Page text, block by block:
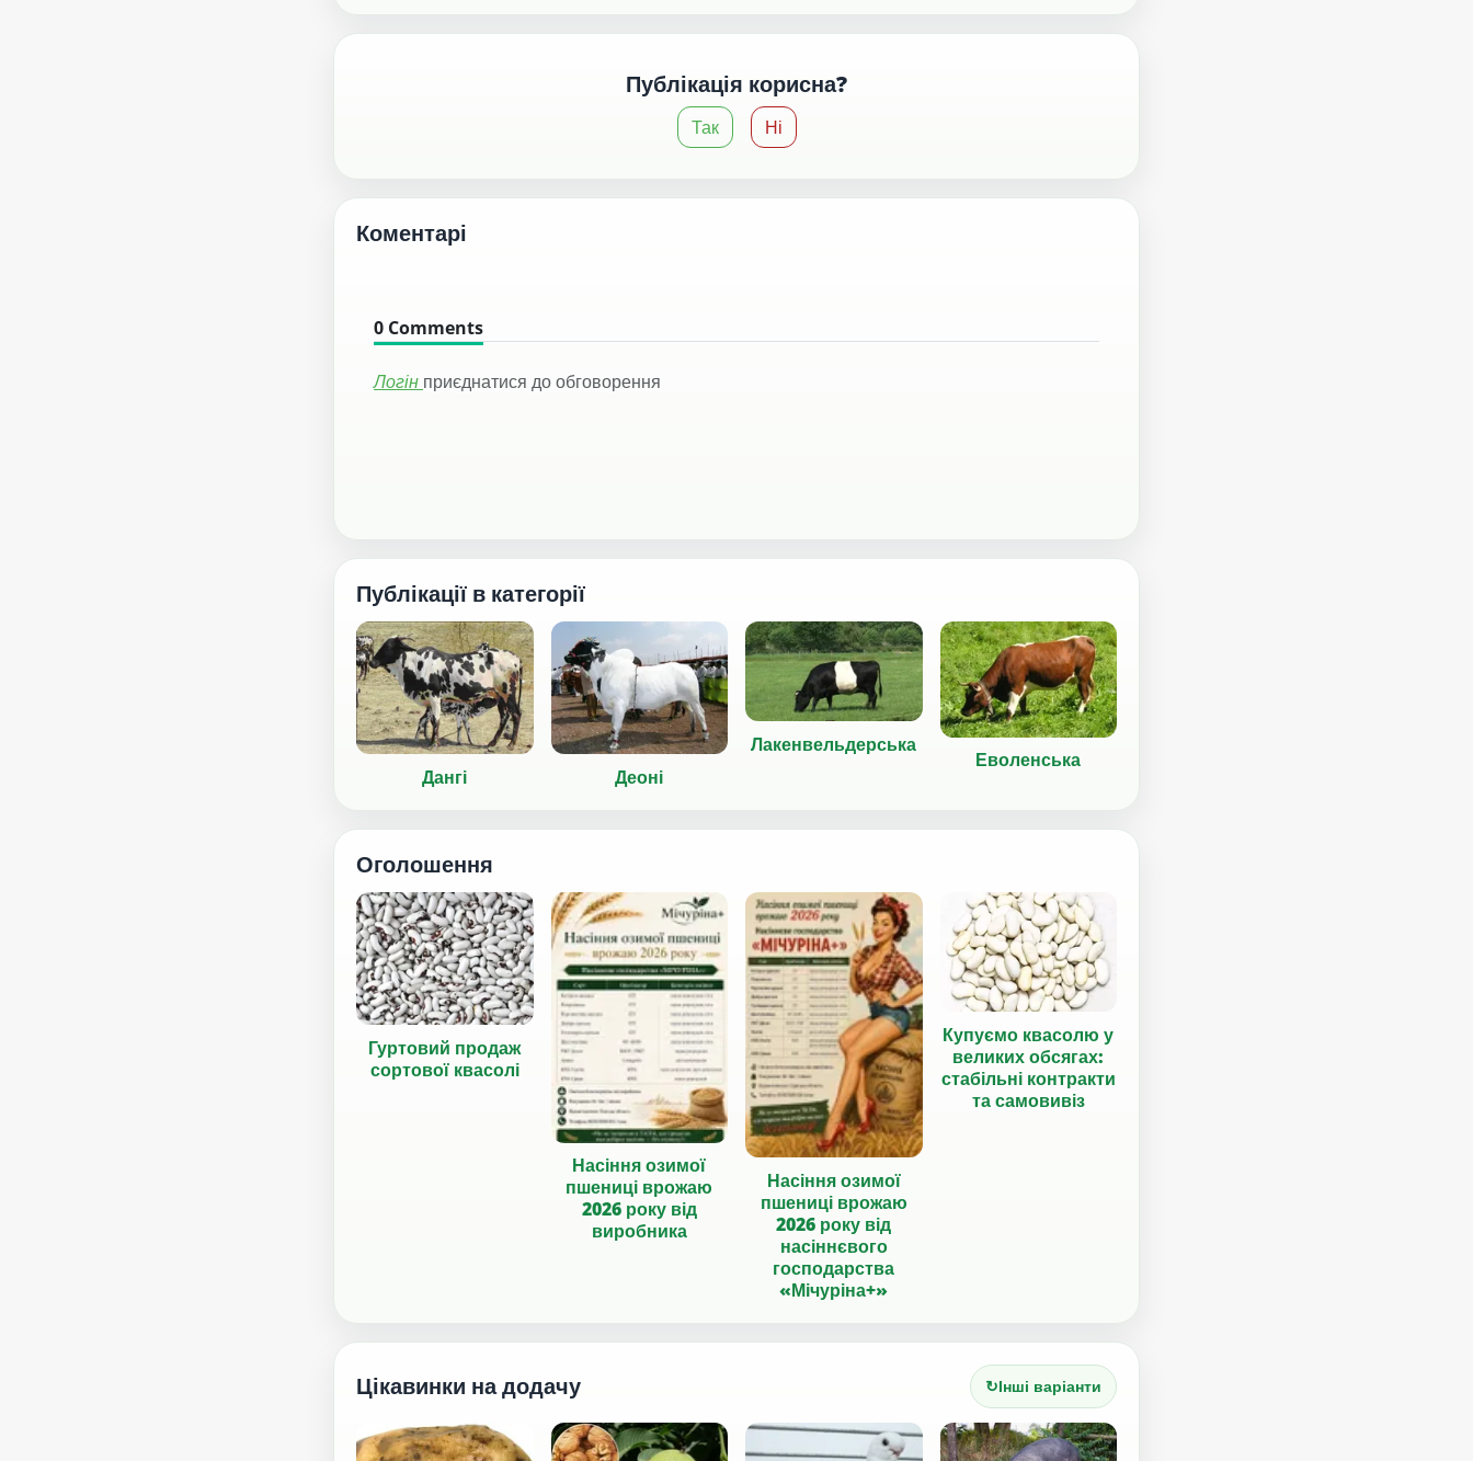
Публікація корисна?
Так Ні
Коментарі
0 Comments
Логін приєднатися до обговорення
Публікації в категорії
Дангі Деоні
Лакенвельдерська
Еволенська
Оголошення
Гуртовий продаж
сортової квасолі
Насіння озимої
пшениці врожаю
2026 року від
виробника
Насіння озимої
пшениці врожаю
2026 року від
насіннєвого
господарства
«Мічуріна+»
Купуємо квасолю у
великих обсягах:
стабільні контракти
та самовивіз
Цікавинки на додачу ↻Інші варіанти